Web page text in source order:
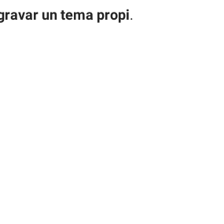
un tema propi.